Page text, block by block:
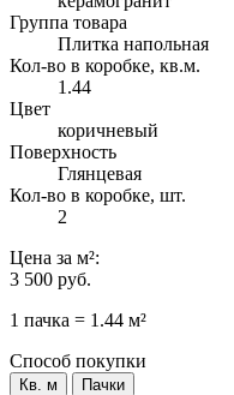
Группа товара
Плитка напольная
Кол-во в коробке, кв.м.
1.44
Цвет
коричневый
Поверхность
Глянцевая
Кол-во в коробке, шт.
2
Цена за м²:
3 500 руб.
1 пачка = 1.44 м²
Способ покупки
Кв. м Пачки